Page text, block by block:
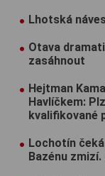
Lhotská
Otava
zasáhnout
Hejtman
Havlíčkem:
kvalifikované
Lochotín
Bazénu